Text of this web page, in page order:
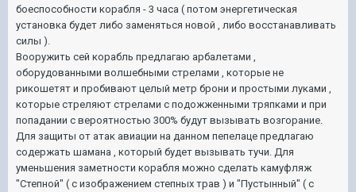
боеспособности корабля - 3 часа ( потом энергетическая
установка будет либо заменяться новой , либо восстанавливать
силы ).
Вооружить сей корабль предлагаю арбалетами ,
оборудованными волшебными стрелами , которые не
рикошетят и пробивают целый метр брони и простыми луками ,
которые стреляют стрелами с подожженными тряпками и при
попадании с вероятностью 300% будут вызывать возгорание.
Для защиты от атак авиации на данном пепелаце предлагаю
содержать шамана , который будет вызывать тучи. Для
уменьшения заметности корабля можно сделать камуфляж
"Степной" ( с изображением степных трав ) и "Пустынный" ( с